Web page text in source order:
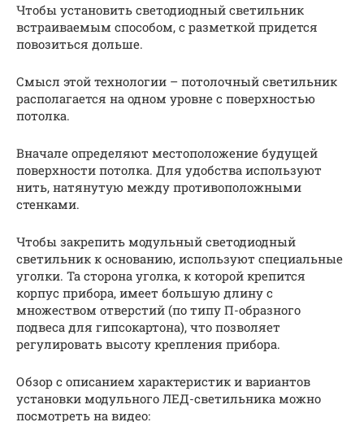
Чтобы установить светодиодный светильник
встраиваемым способом, с разметкой придется
повозиться дольше.
Смысл этой технологии – потолочный светильник
располагается на одном уровне с поверхностью
потолка.
Вначале определяют местоположение будущей
поверхности потолка. Для удобства используют
нить, натянутую между противоположными
стенками.
Чтобы закрепить модульный светодиодный
светильник к основанию, используют специальные
уголки. Та сторона уголка, к которой крепится
корпус прибора, имеет большую длину с
множеством отверстий (по типу П-образного
подвеса для гипсокартона), что позволяет
регулировать высоту крепления прибора.
Обзор с описанием характеристик и вариантов
установки модульного ЛЕД-светильника можно
посмотреть на видео: